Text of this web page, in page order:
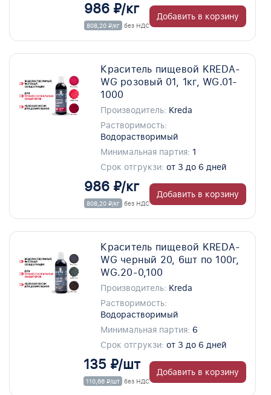
986 ₽/кг
808,20 ₽/кг без НДС
Добавить в корзину
Краситель пищевой KREDA-
WG розовый 01, 1кг, WG.01-
1000
Производитель: Kreda
Растворимость:
Водорастворимый
Минимальная партия: 1
Срок отгрукзи: от 3 до 6 дней
986 ₽/кг
808,20 ₽/кг без НДС
Добавить в корзину
Краситель пищевой KREDA-
WG черный 20, 6шт по 100г,
WG.20-0,100
Производитель: Kreda
Растворимость:
Водорастворимый
Минимальная партия: 6
Срок отгрукзи: от 3 до 6 дней
135 ₽/шт
110,66 ₽/шт без НДС
Добавить в корзину